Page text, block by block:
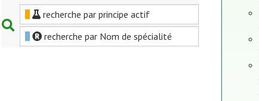
recherche par principe actif
recherche par Nom de spécialité